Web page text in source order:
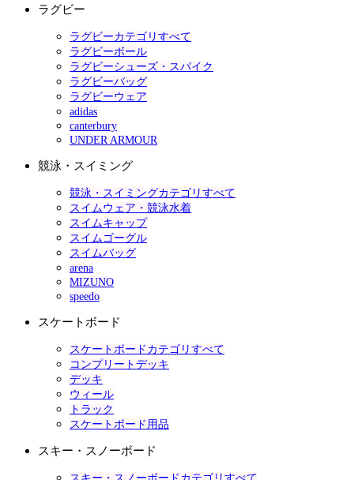
ラグビー
ラグビーカテゴリすべて
ラグビーボール
ラグビーシューズ・スパイク
ラグビーバッグ
ラグビーウェア
adidas
canterbury
UNDER ARMOUR
競泳・スイミング
競泳・スイミングカテゴリすべて
スイムウェア・競泳水着
スイムキャップ
スイムゴーグル
スイムバッグ
arena
MIZUNO
speedo
スケートボード
スケートボードカテゴリすべて
コンプリートデッキ
デッキ
ウィール
トラック
スケートボード用品
スキー・スノーボード